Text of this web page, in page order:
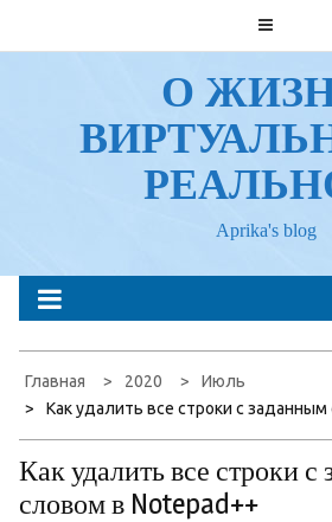
к
О
Aprika's blog
Главная 2020
Июль
Как удалить все строки с
Как удалить все строки
словом в Notepad++